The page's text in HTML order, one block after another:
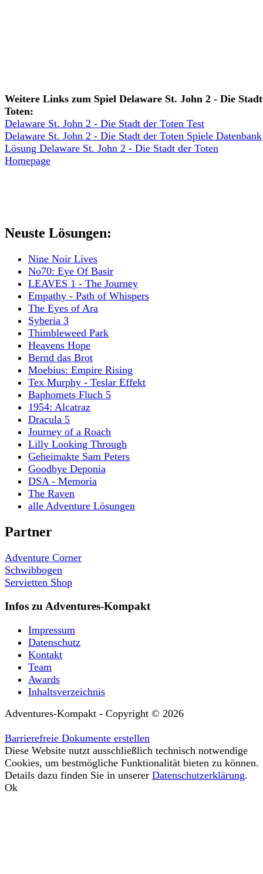
Weitere Links zum Spiel Delaware St. John 2 - Die
Toten:
Delaware St. John 2 - Die Stadt der Toten Test
Delaware St. John 2 - Die Stadt der Toten Spiele Datenbank
Lösung Delaware St. John 2 - Die Stadt der Toten
Homepage
Neuste Lösungen:
Nine Noir Lives
No70: Eye Of Basir
LEAVES 1 - The Journey
Empathy - Path of Whispers
The Eyes of Ara
Syberia 3
Thimbleweed Park
Heavens Hope
Bernd das Brot
Moebius: Empire Rising
Tex Murphy - Teslar Effekt
Baphomets Fluch 5
1954: Alcatraz
Dracula 5
Journey of a Roach
Lilly Looking Through
Geheimakte Sam Peters
Goodbye Deponia
DSA - Memoria
The Raven
alle Adventure Lösungen
Partner
Adventure Corner
Schwibbogen
Servietten Shop
Infos zu Adventures-Kompakt
Impressum
Datenschutz
Kontakt
Team
Awards
Inhaltsverzeichnis
Adventures-Kompakt - Copyright © 2026
Barrierefreie Dokumente erstellen
Diese Website nutzt ausschließlich technisch notwendige
Cookies, um bestmögliche Funktionalität bieten zu können.
Details dazu finden Sie in unserer Datenschutzerklärung.
Ok